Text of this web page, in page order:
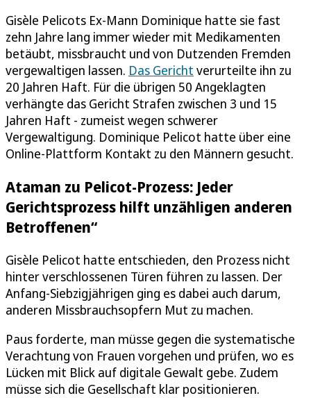
Gisèle Pelicots Ex-Mann Dominique hatte sie fast
zehn Jahre lang immer wieder mit Medikamenten
betäubt, missbraucht und von Dutzenden Fremden
vergewaltigen lassen. Das Gericht verurteilte ihn zu
20 Jahren Haft. Für die übrigen 50 Angeklagten
verhängte das Gericht Strafen zwischen 3 und 15
Jahren Haft - zumeist wegen schwerer
Vergewaltigung. Dominique Pelicot hatte über eine
Online-Plattform Kontakt zu den Männern gesucht.
Ataman zu Pelicot-Prozess: Jeder
Gerichtsprozess hilft unzähligen anderen
Betroffenen“
Gisèle Pelicot hatte entschieden, den Prozess nicht
hinter verschlossenen Türen führen zu lassen. Der
Anfang-Siebzigjährigen ging es dabei auch darum,
anderen Missbrauchsopfern Mut zu machen.
Paus forderte, man müsse gegen die systematische
Verachtung von Frauen vorgehen und prüfen, wo es
Lücken mit Blick auf digitale Gewalt gebe. Zudem
müsse sich die Gesellschaft klar positionieren.